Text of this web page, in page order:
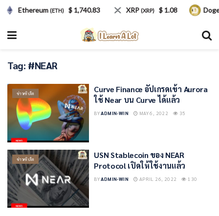
Tag: #NEAR
ข่าวคริปโต
Curve Finance อัปเกรดเข้า Aurora
ใช้ Near บน Curve ได้แล้ว
BYADMIN-WIN MAY 6, 2022 35
ข่าวคริปโต
USN Stablecoin ของ NEAR
Protocol เปิดให้ใช้งานแล้ว
BY ADMIN-WIN APRIL 26, 2022 130
Ethereum(ETH) $ 1,740.83 XRP(XRP) $ 1.08